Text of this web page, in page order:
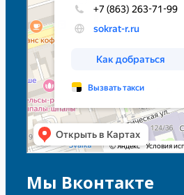
Мы Вконтакте